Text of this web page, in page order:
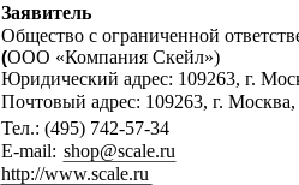
Заявитель
Общество с ограниченной
(ООО «Компания Скейл»)
Юридический адрес: 109263, г.
Почтовый адрес: 109263, г.
Тел.: (495) 742-57-34
E-mail: shop@scale.ru
http://www.scale.ru